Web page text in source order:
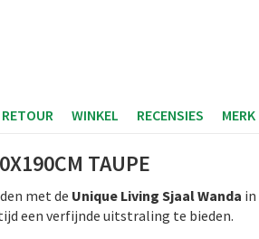
WINKEL RECENSIES MERK
TAUPE
met de Unique Living Sjaal Wanda in
een verfijnde uitstraling te bieden.